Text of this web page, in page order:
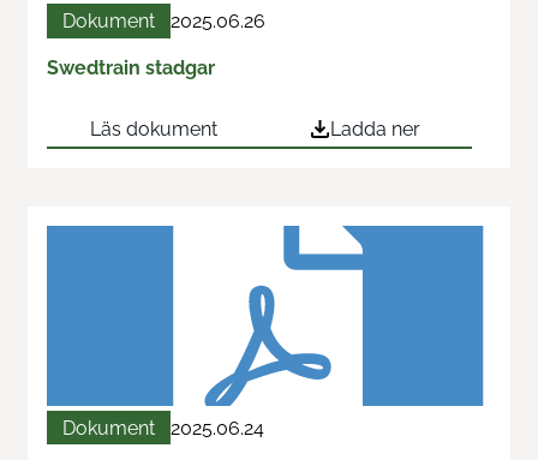
Dokument 2025.06.26
Swedtrain stadgar
Läs dokument Ladda ner
Dokument 2025.06.24